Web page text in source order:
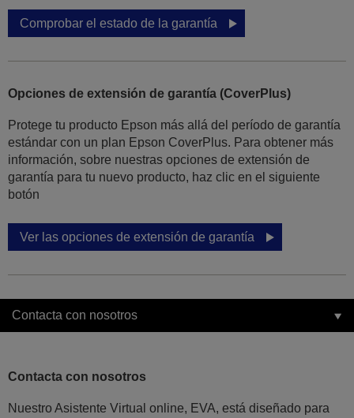
Comprobar el estado de la garantía
Opciones de extensión de garantía (CoverPlus)
Protege tu producto Epson más allá del período de garantía
estándar con un plan Epson CoverPlus. Para obtener más
información, sobre nuestras opciones de extensión de
garantía para tu nuevo producto, haz clic en el siguiente
botón
Ver las opciones de extensión de garantía
Contacta con nosotros
Contacta con nosotros
Nuestro Asistente Virtual online, EVA, está diseñado para